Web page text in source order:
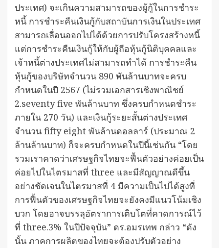
ประเทศ) จะเกินความสามารถของผู้กู้ในการชำระ
หนี้ การชำระคืนเงินกู้กับสถาบันการเงินในประเทศ
สามารถเลื่อนออกไปได้ด้วยการปรับโครงสร้างหนี้
แต่การชำระคืนเงินกู้ให้กับผู้ถือหุ้นกู้นิติบุคคลและ
เจ้าหนี้ต่างประเทศไม่สามารถทำได้ การชำระคืน
หุ้นกู้ของบริษัทจำนวน 890 พันล้านบาทจะครบ
กำหนดในปี 2567 (ไม่รวมเอกสารเชิงพาณิชย์
2.seventy five พันล้านบาท ซึ่งครบกำหนดชำระ
ภายใน 270 วัน) และเงินกู้ระยะสั้นต่างประเทศ
จำนวน fifty eight พันล้านดอลลาร์ (ประมาณ 2
ล้านล้านบาท) ก็จะครบกำหนดในปีนี้เช่นกัน “โดย
รวมเราคาดว่าเศรษฐกิจไทยจะฟื้นตัวอย่างค่อยเป็น
ค่อยไปในไตรมาสที่ three และมีสัญญาณดีขึ้น
อย่างชัดเจนในไตรมาสที่ 4 มีความเป็นไปได้สูงที่
การฟื้นตัวของเศรษฐกิจไทยจะยังคงมีแนวโน้มเชิง
บวก โดยอาจบรรลุอัตราการเติบโตที่คาดการณ์ไว้
ที่ three.3% ในปีปัจจุบัน” ดร.อมรเทพ กล่าว “ดัง
นั้น ภาคการผลิตของไทยจะต้องปรับตัวอย่าง